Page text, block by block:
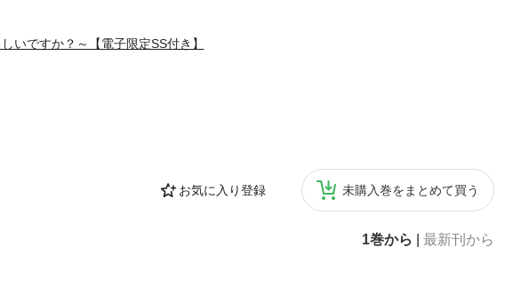
お気に入り登録 未購入巻をまとめて買う
1巻から 最新刊から
いですか？～【電子限定SS付き】